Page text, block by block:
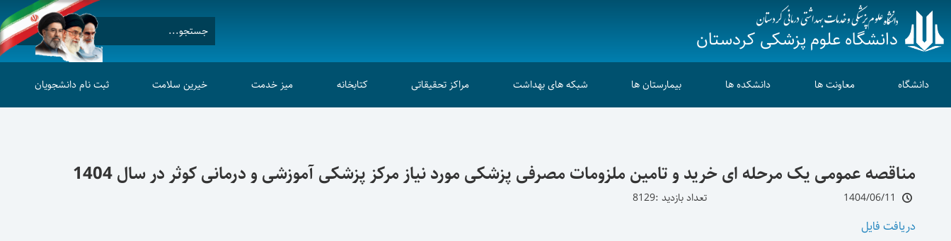
دانشگاه علوم پزشکی کردستان
دانشگاه معاونت ها دانشکده ها بیمارستان ها شبکه های بهداشت مراکز تحقیقاتی کتابخانه میز خدمت خیرین سلامت ثبت نام دانشجویان
مناقصه عمومی یک مرحله ای خرید و تامین ملزومات مصرفی پزشکی مورد نیاز مرکز پزشکی آموزشی و درمانی کوثر در سال 1404
تعداد بازدید :8129
دریافت فایل